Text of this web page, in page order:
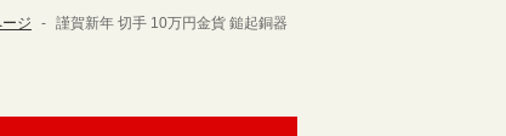
ージ 謹賀新年 切手 10万円金貨 鎚起銅器